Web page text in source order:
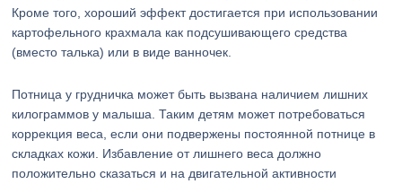
Кроме того, хороший эффект достигается при использовании
картофельного крахмала как подсушивающего средства
(вместо талька) или в виде ванночек.
Потница у грудничка может быть вызвана наличием лишних
килограммов у малыша. Таким детям может потребоваться
коррекция веса, если они подвержены постоянной потнице в
складках кожи. Избавление от лишнего веса должно
положительно сказаться и на двигательной активности